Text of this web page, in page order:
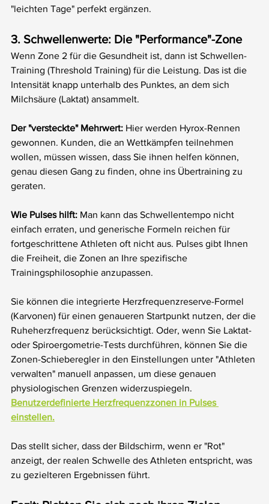
"leichten Tage" perfekt ergänzen.
3. Schwellenwerte: Die "Performance"-Zone
Wenn Zone 2 für die Gesundheit ist, dann ist Schwellen-
Training (Threshold Training) für die Leistung. Das ist die
Intensität knapp unterhalb des Punktes, an dem sich
Milchsäure (Laktat) ansammelt.
Der "versteckte" Mehrwert: Hier werden Hyrox-Rennen
gewonnen. Kunden, die an Wettkämpfen teilnehmen
wollen, müssen wissen, dass Sie ihnen helfen können,
genau diesen Gang zu finden, ohne ins Übertraining zu
geraten.
Wie Pulses hilft: Man kann das Schwellentempo nicht
einfach erraten, und generische Formeln reichen für
fortgeschrittene Athleten oft nicht aus. Pulses gibt Ihnen
die Freiheit, die Zonen an Ihre spezifische
Trainingsphilosophie anzupassen.
Sie können die integrierte Herzfrequenzreserve-Formel
(Karvonen) für einen genaueren Startpunkt nutzen, der die
Ruheherzfrequenz berücksichtigt. Oder, wenn Sie Laktat-
oder Spiroergometrie-Tests durchführen, können Sie die
Zonen-Schieberegler in den Einstellungen unter "Athleten
verwalten" manuell anpassen, um diese genauen
physiologischen Grenzen widerzuspiegeln.
Benutzerdefinierte Herzfrequenzzonen in Pulses
einstellen.
Das stellt sicher, dass der Bildschirm, wenn er "Rot"
anzeigt, der realen Schwelle des Athleten entspricht, was
zu gezielteren Ergebnissen führt.